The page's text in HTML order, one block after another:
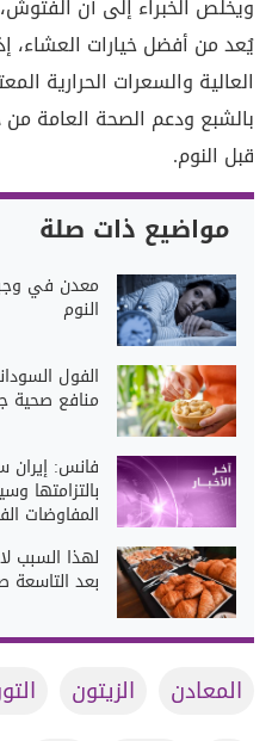
ويخلص الخبراء إلى أن
يُعد من أفضل خيارات العشاء،
العالية والسعرات الحرارية
بالشبع ودعم الصحة العامة
قبل النوم.
مواضيع ذات صلة
معدن في
النوم
الفول
منافع صحية
فانس: إيران
بالتزامتها
المفاوضات
لهذا السبب
بعد التاسعة
المعادن الزيتون